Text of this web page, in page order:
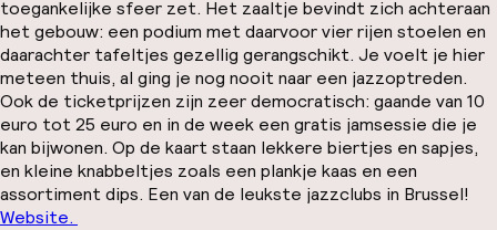
toegankelijke sfeer zet. Het zaaltje bevindt zich achteraan
het gebouw: een podium met daarvoor vier rijen stoelen en
daarachter tafeltjes gezellig gerangschikt. Je voelt je hier
meteen thuis, al ging je nog nooit naar een jazzoptreden.
Ook de ticketprijzen zijn zeer democratisch: gaande van 10
euro tot 25 euro en in de week een gratis jamsessie die je
kan bijwonen. Op de kaart staan lekkere biertjes en sapjes,
en kleine knabbeltjes zoals een plankje kaas en een
assortiment dips. Een van de leukste jazzclubs in Brussel!
Website.